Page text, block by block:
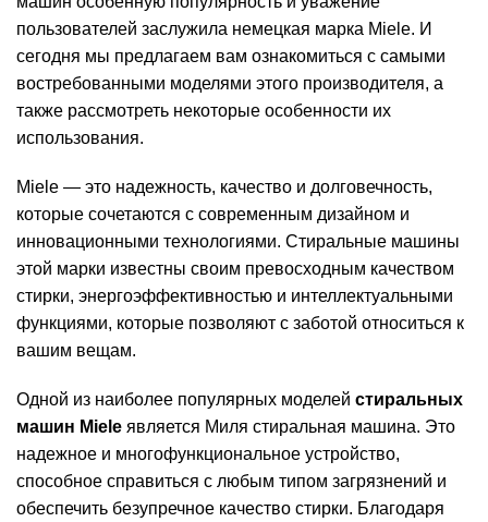
пользователей заслужила немецкая марка Miele. И
сегодня мы предлагаем вам ознакомиться с самыми
востребованными моделями этого производителя, а
также рассмотреть некоторые особенности их
использования.
Miele — это надежность, качество и долговечность,
которые сочетаются с современным дизайном и
инновационными технологиями. Стиральные машины
этой марки известны своим превосходным качеством
стирки, энергоэффективностью и интеллектуальными
функциями, которые позволяют с заботой относиться к
вашим вещам.
Одной из наиболее популярных моделей стиральных
машин Miele является Миля стиральная машина. Это
надежное и многофункциональное устройство,
способное справиться с любым типом загрязнений и
обеспечить безупречное качество стирки. Благодаря